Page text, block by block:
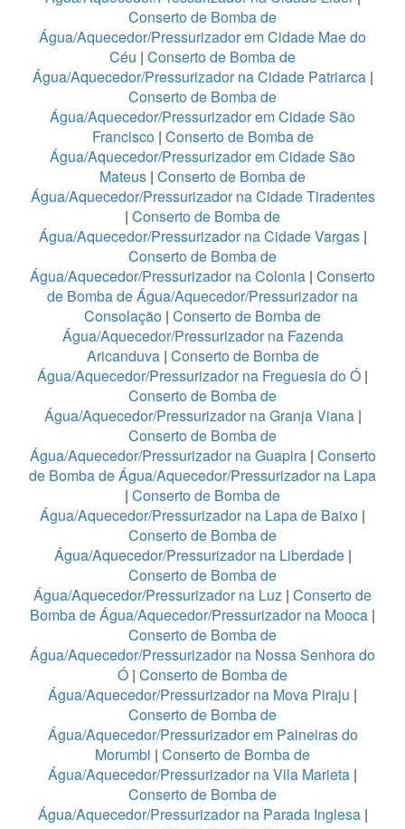
Conserto de Bomba de
Água/Aquecedor/Pressurizador em Cidade Mae do
Céu | Conserto de Bomba de
Água/Aquecedor/Pressurizador na Cidade Patriarca|
Conserto de Bomba de
Água/Aquecedor/Pressurizador em Cidade São
Francisco | Conserto de Bomba de
Água/Aquecedor/Pressurizador em Cidade São
Mateus | Conserto de Bomba de
Água/Aquecedor/Pressurizador na Cidade Tiradentes
| Conserto de Bomba de
Água/Aquecedor/Pressurizador na Cidade Vargas |
Conserto de Bomba de
Água/Aquecedor/Pressurizador na Colonia | Conserto
de Bomba de Água/Aquecedor/Pressurizador na
Consolação | Conserto de Bomba de
Água/Aquecedor/Pressurizador na Fazenda
Aricanduva| Conserto de Bomba de
Água/Aquecedor/Pressurizador na Freguesia do Ó |
Conserto de Bomba de
Água/Aquecedor/Pressurizador na Granja Viana|
Conserto de Bomba de
Água/Aquecedor/Pressurizador na Guapira| Conserto
de Bomba de Água/Aquecedor/Pressurizador na Lapa
| Conserto de Bomba de
Água/Aquecedor/Pressurizador na Lapa de Baixo |
Conserto de Bomba de
Água/Aquecedor/Pressurizador na Liberdade |
Conserto de Bomba de
Água/Aquecedor/Pressurizador na Luz | Conserto de
Bomba de Água/Aquecedor/Pressurizador na Mooca |
Conserto de Bomba de
Água/Aquecedor/Pressurizador na Nossa Senhora do
Ó | Conserto de Bomba de
Água/Aquecedor/Pressurizador na Mova Piraju |
Conserto de Bomba de
Água/Aquecedor/Pressurizador em Paineiras do
Morumbi | Conserto de Bomba de
Água/Aquecedor/Pressurizador na Vila Marieta |
Conserto de Bomba de
Água/Aquecedor/Pressurizador na Parada Inglesa |